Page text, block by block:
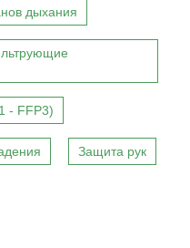
дыхания
- FFP3)
Защита рук